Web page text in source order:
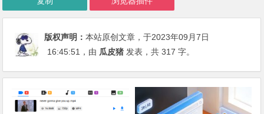
版权声明：本站原创文章，于2023年09月7日
16:45:51 ，由 瓜皮猪 发表，共 317 字。